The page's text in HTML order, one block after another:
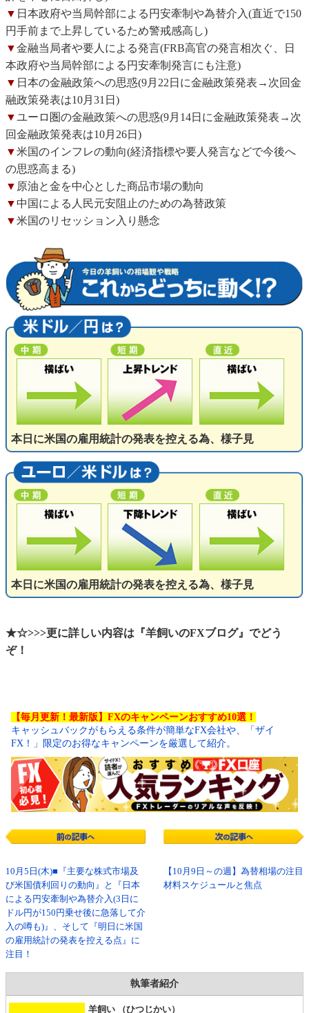
▼ 日本政府や当局幹部による円安牽制や為替介入(直近で150
円手前まで上昇しているため警戒感高し)
▼金融当局者や要人による発言(FRB高官の発言相次ぐ、日
本政府や当局幹部による円安牽制発言にも注意)
▼ 日本の金融政策への思惑(9月22日に金融政策発表→次回金
融政策発表は10月31日)
▼ユーロ圏の金融政策への思惑(9月14日に金融政策発表→次
回金融政策発表は10月26日)
▼米国のインフレの動向(経済指標や要人発言などで今後へ
の思惑高まる)
▼ 原油と金を中心とした商品市場の動向
▼ 中国による人民元安阻止のための為替政策
▼米国のリセッション入り懸念
本日に米国の雇用統計の発表を控える為、様子見
本日に米国の雇用統計の発表を控える為、様子見
★☆>>>更に詳しい内容は『羊飼いのFXブログ』でどう
ぞ！
【毎月更新！最新版】FXのキャンペーンおすすめ10選！
キャッシュバックがもらえる条件が簡単なFX会社や、「ザイ
FX！」限定のお得なキャンペーンを厳選して紹介。
10月5日(木)■『主要な株式市場及
び米国債利回りの動向』と『日本
による円安牽制や為替介入(3日に
ドル円が150円乗せ後に急落して介
入の噂も)』、そして『明日に米国
の雇用統計の発表を控える点』に
注目！
【10月9日～の週】為替相場の注目
材料スケジュールと焦点
執筆者紹介
羊飼い （ひつじかい）